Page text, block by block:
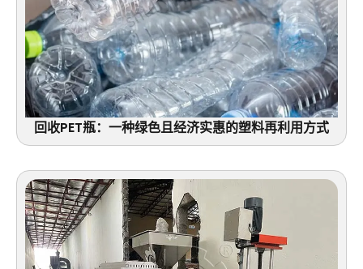
回收PET瓶：一种绿色且经济实惠的塑料再利用方式